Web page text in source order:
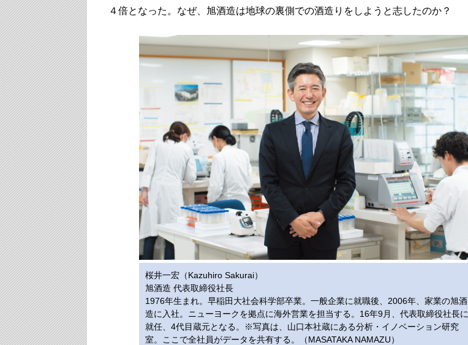
４倍となった。なぜ、旭酒造は地球の裏側での酒造りをしようと志したのか？
桜井一宏（Kazuhiro Sakurai）
旭酒造 代表取締役社長
1976年生まれ。早稲田大社会科学部卒業。一般企業に就職後、2006年、家業の旭酒
造に入社。ニューヨークを拠点に海外営業を担当する。16年9月、代表取締役社長に
就任、4代目蔵元となる。※写真は、山口本社蔵にある分析・イノベーション研究
室。ここで全社員がデータを共有する。（MASATAKA NAMAZU）